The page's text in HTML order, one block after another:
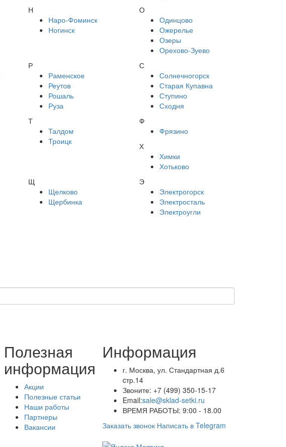
Н
Наро-Фоминск
Ногинск
О
Одинцово
Ожерелье
Озеры
Орехово-Зуево
Р
Раменское
Реутов
Рошаль
Руза
С
Солнечногорск
Старая Купавна
Ступино
Сходня
Т
Талдом
Троицк
Ф
Фрязино
Х
Химки
Хотьково
Щ
Щелково
Щербинка
Э
Электрогорск
Электросталь
Электроугли
Полезная
информация
Акции
Полезные статьи
Наши работы
Партнеры
Вакансии
Информация
г. Москва, ул. Стандартная д.6
cтр.14
Звоните: +7 (499) 350-15-17
Email:sale@sklad-setki.ru
ВРЕМЯ РАБОТЫ: 9:00 - 18.00
Заказать звонок Написать в Telegram